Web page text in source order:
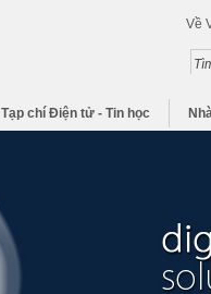
Về
Tạp chí Điện tử - Tin học